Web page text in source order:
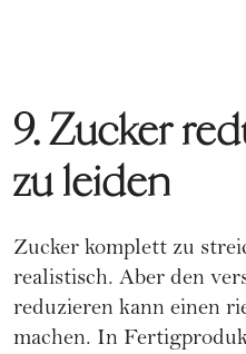
9. Zucker
zu leiden
Zucker komplett zu
realistisch. Aber den
reduzieren kann einen
machen. In